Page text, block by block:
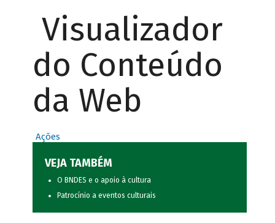
Visualizador
do Conteúdo
da Web
Ações
VEJA TAMBÉM
O BNDES e o apoio à cultura
Patrocínio a eventos culturais